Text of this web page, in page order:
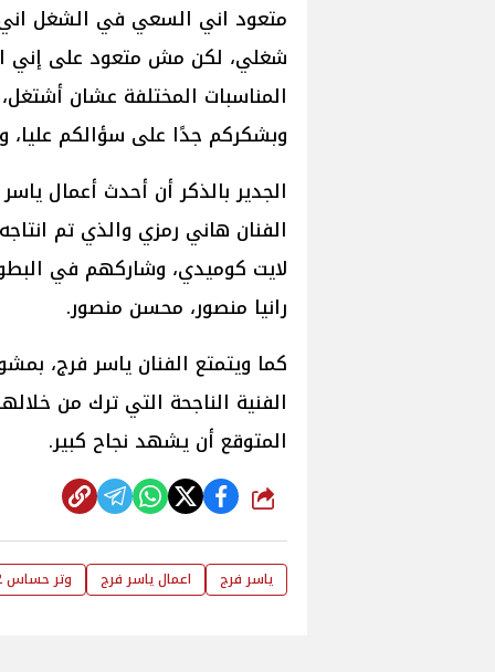
متعود اني السعي في الشغل اني
شغلي، لكن مش متعود على إني
المناسبات المختلفة عشان
وبشكركم جدًا على سؤالكم عليا،
الجدير بالذكر أن أحدث أعمال
لايت كوميدي، وشاركهم في
رانيا منصور، محسن منصور.
كما ويتمتع الفنان ياسر فرج،
الفنية الناجحة التي ترك من
المتوقع أن يشهد نجاح كبير.
شارك
ياسر فرج اعمال ياسر فرج وتر حساس 2